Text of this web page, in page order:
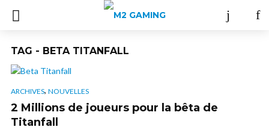
TAG - BETA TITANFALL
ARCHIVES, NOUVELLES
2 Millions de joueurs pour la bêta de
Titanfall